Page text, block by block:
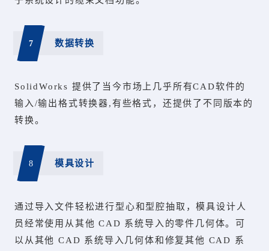
7 数据转换
SolidWorks 提供了当今市场上几乎所有CAD软件的
输入/输出格式转换器,有些格式，还提供了不同版本的
转换。
8 模具设计
通过导入文件轻松进行型心和型腔抽取，模具设计人
员经常使用从其他 CAD 系统导入的零件几何体。可
以从其他 CAD 系统导入几何体和修复其他 CAD 系